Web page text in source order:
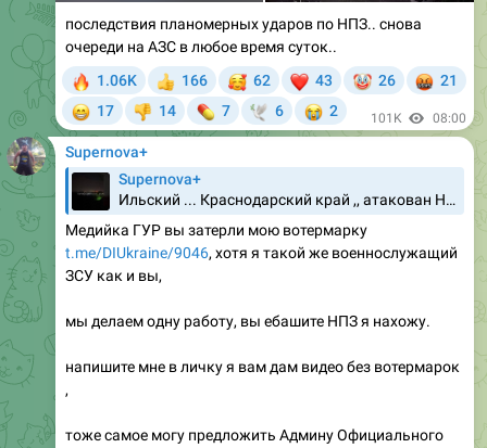
последствия планомерных ударов по НПЗ.. снова
очереди на АЗС в любое время суток..
1.06K
👍
166
🥰
62
❤
43
🤡
26
🤬
21
17 14
💊
7
🕊
6
😭
2 101K 08:00
Supernova+
Supernova+
Ильский ... Краснодарский край ,, атакован НПЗ .. момент прикура
Медийка ГУР вы затерли мою вотермарку
t.me/DIUkraine/9046, хотя я такой же военнослужащий
ЗСУ как и вы,
мы делаем одну работу, вы ебашите НПЗ я нахожу.
напишите мне в личку я вам дам видео без вотермарок
,
тоже самое могу предложить Админу Официального